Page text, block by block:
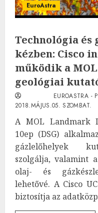
EuroAstra
Technológia és
kézben: Cisco
működik a
geológiai
EUROASTRA -
2018.MÁJUS.05. SZOMBAT.
A MOL Landmark
10ep (DSG)
gázlelőhelyek
szolgálja, valamint
olaj- és
lehetővé. A Cisco
biztosítja az